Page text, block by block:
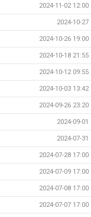
2024-11-02 12:00
2024-10-27
2024-10-26 19:00
2024-10-18 21:55
2024-10-12 09:55
2024-10-03 13:42
2024-09-26 23:20
2024-09-01
2024-07-31
2024-07-28 17:00
2024-07-09 17:00
2024-07-08 17:00
2024-07-07 17:00